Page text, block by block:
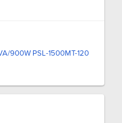
900W PSL-1500MT-120